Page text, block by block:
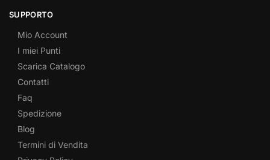
SUPPORTO
Mio Account
I miei Punti
Scarica Catalogo
Contatti
Faq
Spedizione
Blog
Termini di Vendita